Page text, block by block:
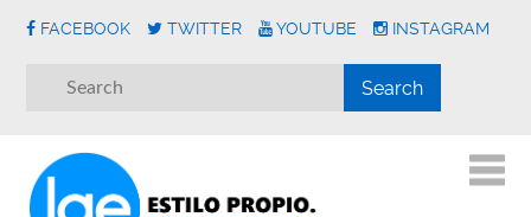
FACEBOOK TWITTER YOUTUBE INSTAGRAM